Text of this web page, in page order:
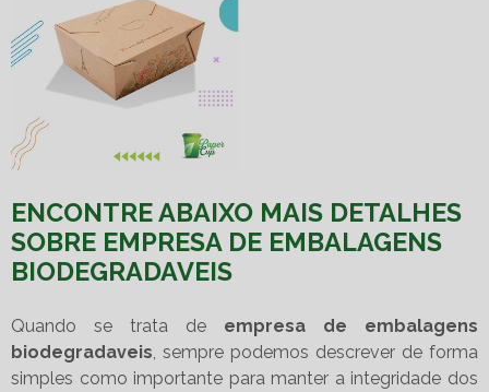
ENCONTRE ABAIXO MAIS DETALHES
SOBRE EMPRESA DE EMBALAGENS
BIODEGRADAVEIS
Quando se trata de empresa de embalagens
biodegradaveis , sempre podemos descrever de forma
simples como importante para manter a integridade dos